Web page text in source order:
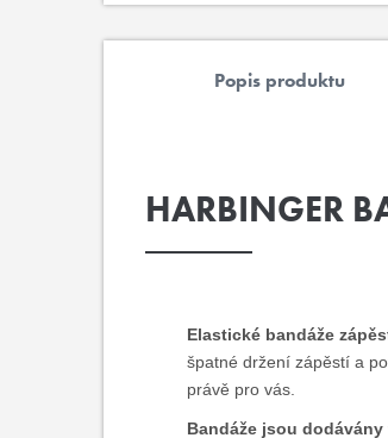
Popis produktu
HARBINGER
Elastické bandáže
špatné držení zápěstí a
právě pro vás.
Bandáže jsou dodávány